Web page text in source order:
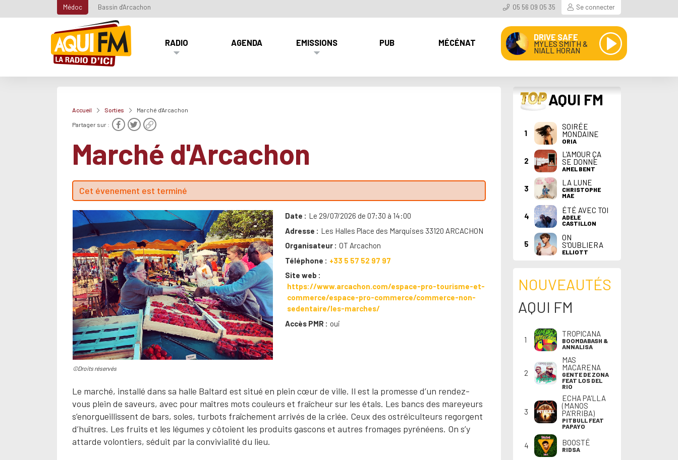
Médoc Bassin d'Arcachon 05 56 09 05 35 Se connecter
RADIO AGENDA EMISSIONS PUB MÉCÉNAT
DRIVE SAFE
MYLES SMITH &
NIALL HORAN
Accueil Sorties Marché d'Arcachon
Partager sur :
Marché d'Arcachon
Cet évenement est terminé
©Droits réservés
Date
Le 29/07/2026 de 07:30 à 14:00
Adresse
Les Halles Place des Marquises 33120 ARCACHON
Organisateur
OT Arcachon
Téléphone
+33 5 57 52 97 97
Site web
https://www.arcachon.com/espace-pro-tourisme-et-
commerce/espace-pro-commerce/commerce-non-
sedentaire/les-marches/
Accès PMR
oui
Le marché, installé dans sa halle Baltard est situé en plein cœur de ville. Il est la promesse d’un rendez-
vous plein de saveurs, avec pour maîtres mots couleurs et fraîcheur sur les étals. Les bancs des mareyeurs
s’enorgueillissent de bars, soles, turbots fraîchement arrivés de la criée. Ceux des ostréiculteurs regorgent
d’huîtres. Les fruits et les légumes y côtoient les produits gascons et autres fromages pyrénéens. On s’y
attarde volontiers, séduit par la convivialité du lieu.
TOP AQUI FM
1
SOIRÉE
MONDAINE
ORIA
2
L'AMOUR ÇA
SE DONNE
AMEL BENT
3
LA LUNE
CHRISTOPHE
MAE
4
ÉTÉ AVEC TOI
ADELE
CASTILLON
5
ON
S'OUBLIERA
ELLIOTT
NOUVEAUTÉS
AQUI FM
1
TROPICANA
BOOMDABASH &
ANNALISA
2
MAS
MACARENA
GENTE DE ZONA
FEAT LOS DEL
RIO
3
ECHA PA'LLA
(MANOS
PA'RRIBA)
PITBULL FEAT
PAPAYO
4 BOOSTÉ
RIDSA